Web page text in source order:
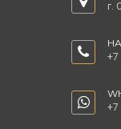
г.
+7
+7